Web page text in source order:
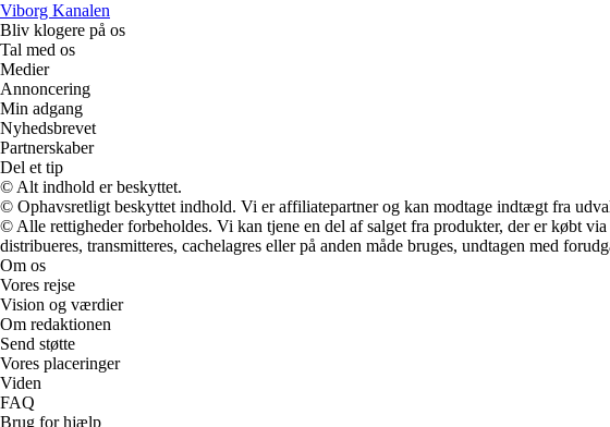
Viborg Kanalen
Bliv klogere på os
Tal med os
Medier
Annoncering
Min adgang
Nyhedsbrevet
Partnerskaber
Del et tip
© Alt indhold er beskyttet.
© Ophavsretligt beskyttet indhold. Vi er affiliatepartner og kan modtage indtægt fra
© Alle rettigheder forbeholdes. Vi kan tjene en del af salget fra produkter, der er købt
distribueres, transmitteres, cachelagres eller på anden måde bruges, undtagen med
Om os
Vores rejse
Vision og værdier
Om redaktionen
Send støtte
Vores placeringer
Viden
FAQ
Brug for hjælp